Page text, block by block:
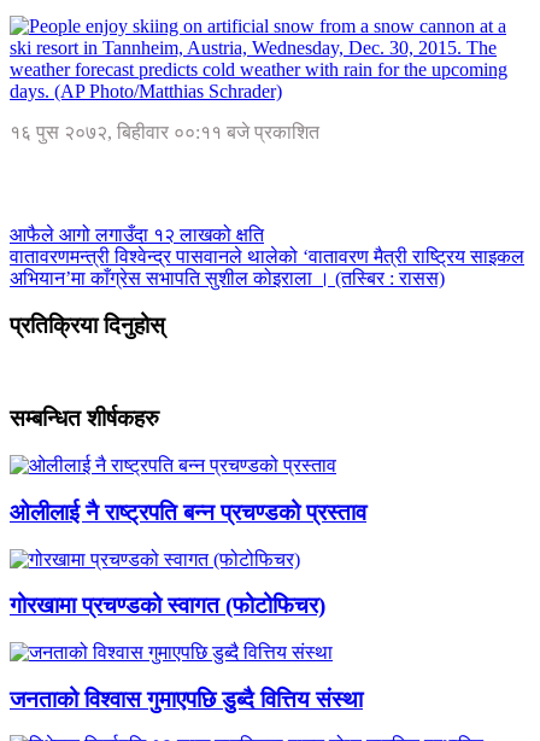
१६ पुस २०७२, बिहीवार ००:११ बजे प्रकाशित
आफैले आगो लगाउँदा १२ लाखको क्षति
वातावरणमन्त्री विश्वेन्द्र पासवानले थालेको ‘वातावरण मैत्री राष्ट्रिय साइकल
अभियान’मा काँग्रेस सभापति सुशील कोइराला । (तस्बिर : रासस)
प्रतिक्रिया दिनुहोस्
सम्बन्धित शीर्षकहरु
ओलीलाई नै राष्ट्रपति बन्न प्रचण्डको प्रस्ताव
गोरखामा प्रचण्डको स्वागत (फोटोफिचर)
जनताको विश्वास गुमाएपछि डुब्दै वित्तिय संस्था